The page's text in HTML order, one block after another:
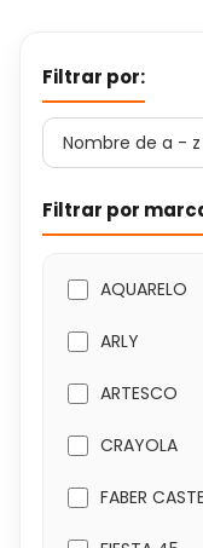
Filtrar por:
Filtrar por
AQUARELO
ARLY
ARTESCO
CRAYOLA
FABER